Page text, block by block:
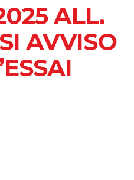
ALL.
AVVISO